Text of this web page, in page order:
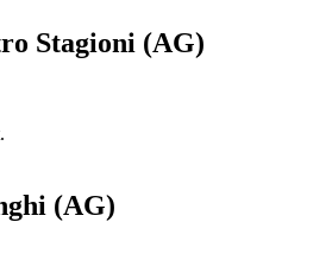
Stagioni (AG)
(AG)